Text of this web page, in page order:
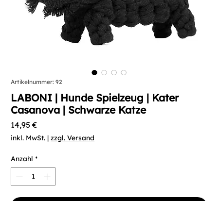
Artikelnummer: 92
LABONI | Hunde Spielzeug | Kater
Casanova | Schwarze Katze
14,95 €Preis
inkl. MwSt. |zzgl. Versand
Anzahl *